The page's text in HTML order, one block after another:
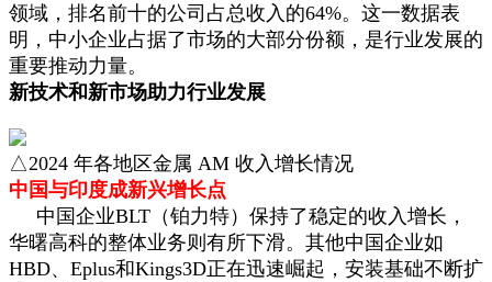
领域，排名前十的公司占总收入的64%。这一数据表
明，中小企业占据了市场的大部分份额，是行业发展的
重要推动力量。
新技术和新市场助力行业发展
△2024 年各地区金属 AM 收入增长情况
中国与印度成新兴增长点
中国企业BLT（铂力特）保持了稳定的收入增长，
华曙高科的整体业务则有所下滑。其他中国企业如
HBD、Eplus和Kings3D正在迅速崛起，安装基础不断扩